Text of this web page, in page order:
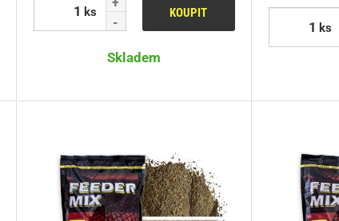
ks KOUPIT
Skladem
ks